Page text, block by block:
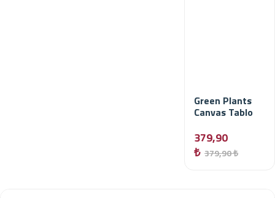
Green Plants
Canvas Tablo
379,90
₺ 379,90 ₺